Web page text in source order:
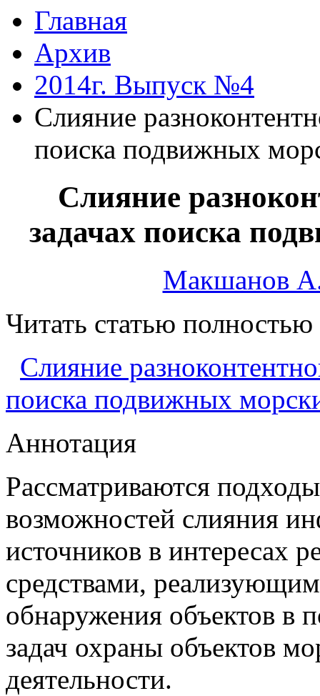
Главная
Архив
2014г. Выпуск №4
Слияние
поиска подвижных
Слияние
задачах поиска
Макшанов
Читать статью полностью
Слияние
поиска подвижных
Аннотация
Рассматриваются
возможностей слияния
источников в интересах
средствами,
обнаружения объектов в
задач охраны объектов
деятельности.